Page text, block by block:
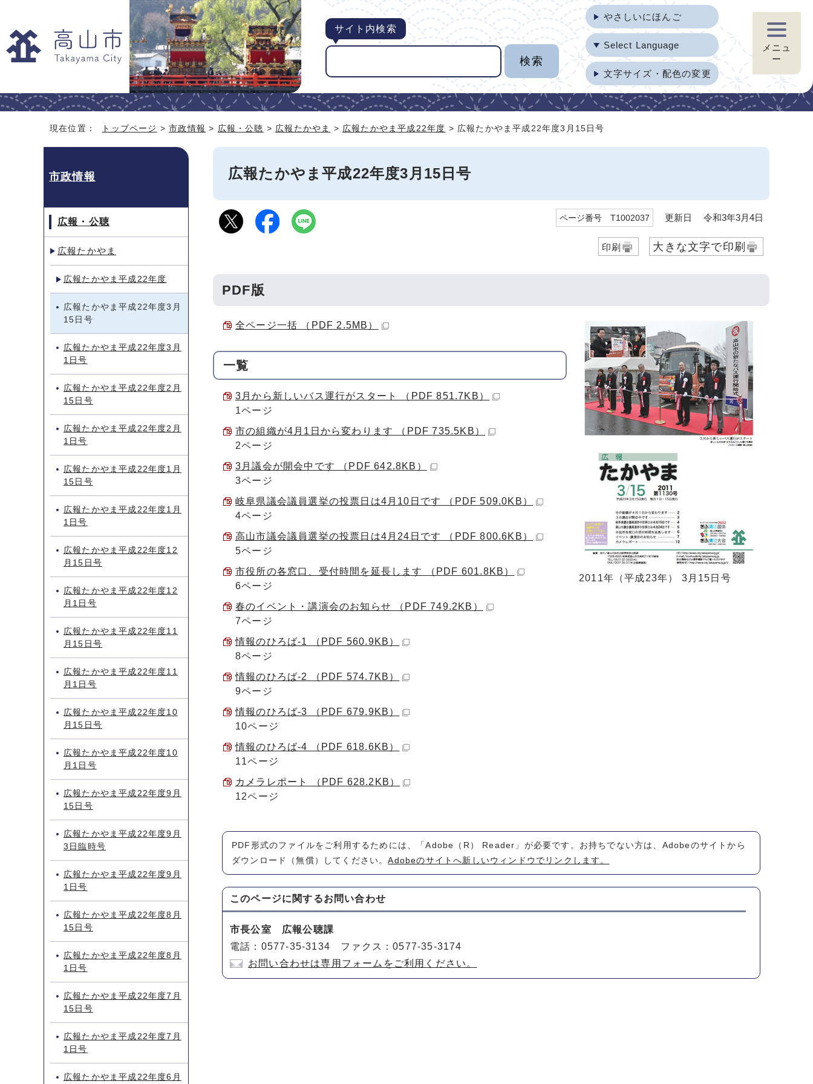
サイト内検索
やさしいにほんご
Select Language
文字サイズ・配色の変更
メニュ
ー
現在位置： トップページ >市政情報 > 広報・公聴 > 広報たかやま > 広報たかやま平成22年度 > 広報たかやま平成22年度3月15日号
広報たかやま平成22年度3月15日号
ページ番号 T1002037 更新日 令和3年3月4日
印刷 大きな文字で印刷
PDF版
全ページ一括 （PDF 2.5MB）
一覧
3月から新しいバス運行がスタート （PDF 851.7KB）
1ページ
市の組織が4月1日から変わります （PDF 735.5KB）
2ページ
3月議会が開会中です （PDF 642.8KB）
3ページ
岐阜県議会議員選挙の投票日は4月10日です （PDF 509.0KB）
4ページ
高山市議会議員選挙の投票日は4月24日です （PDF 800.6KB）
5ページ
市役所の各窓口、受付時間を延長します （PDF 601.8KB）
6ページ
春のイベント・講演会のお知らせ （PDF 749.2KB）
7ページ
情報のひろば-1 （PDF 560.9KB）
8ページ
情報のひろば-2 （PDF 574.7KB）
9ページ
情報のひろば-3 （PDF 679.9KB）
10ページ
情報のひろば-4 （PDF 618.6KB）
11ページ
カメラレポート （PDF 628.2KB）
12ページ
2011年（平成23年） 3月15日号
PDF形式のファイルをご利用するためには、「Adobe（R） Reader」が必要です。お持ちでない方は、Adobeのサイトから
ダウンロード（無償）してください。Adobeのサイトへ新しいウィンドウでリンクします。
このページに関するお問い合わせ
市長公室 広報公聴課
電話：0577-35-3134 ファクス：0577-35-3174
お問い合わせは専用フォームをご利用ください。
市政情報
広報・公聴
広報たかやま
広報たかやま平成22年度
広報たかやま平成22年度3月
15日号
広報たかやま平成22年度3月
1日号
広報たかやま平成22年度2月
15日号
広報たかやま平成22年度2月
1日号
広報たかやま平成22年度1月
15日号
広報たかやま平成22年度1月
1日号
広報たかやま平成22年度12
月15日号
広報たかやま平成22年度12
月1日号
広報たかやま平成22年度11
月15日号
広報たかやま平成22年度11
月1日号
広報たかやま平成22年度10
月15日号
広報たかやま平成22年度10
月1日号
広報たかやま平成22年度9月
15日号
広報たかやま平成22年度9月
3日臨時号
広報たかやま平成22年度9月
1日号
広報たかやま平成22年度8月
15日号
広報たかやま平成22年度8月
1日号
広報たかやま平成22年度7月
15日号
広報たかやま平成22年度7月
1日号
広報たかやま平成22年度6月